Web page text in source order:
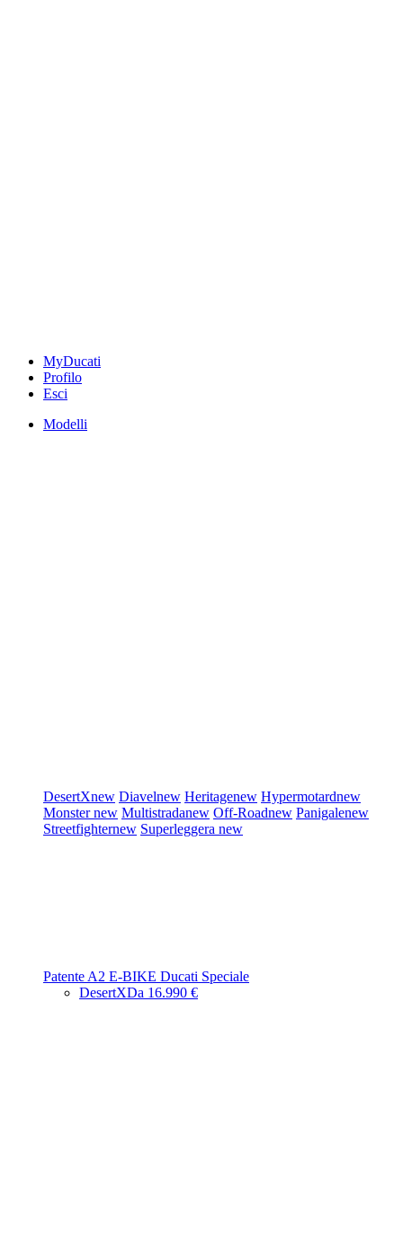
MyDucati
Profilo
Esci
Modelli
DesertXnew Diavelnew Heritagenew Hypermotardnew
Monsternew Multistradanew Off-Roadnew Panigalenew
Streetfighternew Superleggera new
Patente A2 E-BIKE Ducati Speciale
DesertXDa 16.990 €